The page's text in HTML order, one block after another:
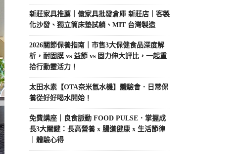
新莊家具推薦｜億家具批發倉庫 新莊店｜客製
化沙發、獨立筒床墊試躺、MIT 台灣製造
2026關節保養指南｜市售3大保健食品深度解
析，耐固膜 vs 益節 vs 固力伸大評比，一起重
拾行動靈活力！
太田水素【OTA奈米氫水機】體驗會．日常保
養從好好喝水開始！
免費講座｜良食脈動 FOOD PULSE．掌握成
長3大關鍵：長高營養 x 腸道健康 x 生活節律
｜體驗心得